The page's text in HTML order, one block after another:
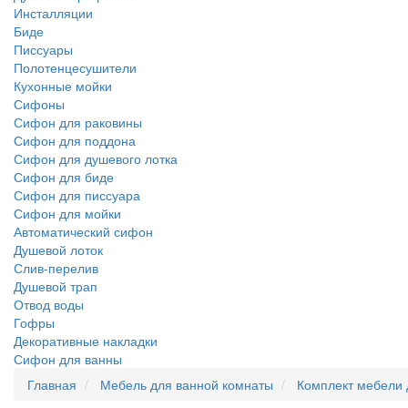
Инсталляции
Биде
Писсуары
Полотенцесушители
Кухонные мойки
Сифоны
Сифон для раковины
Сифон для поддона
Сифон для душевого лотка
Сифон для биде
Сифон для писсуара
Сифон для мойки
Автоматический сифон
Душевой лоток
Слив-перелив
Душевой трап
Отвод воды
Гофры
Декоративные накладки
Сифон для ванны
Главная
Мебель для ванной комнаты Комплект мебели